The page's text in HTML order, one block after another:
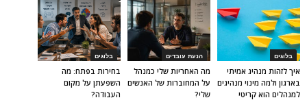
בלוגים
בחירות בפתח: מה
השפעתן על מקום
העבודה?
הנעת עובדים
מה האחריות שלי כמנהל
על המחוברות של האנשים
שלי?
בלוגים
איך לזהות מנהיג אמיתי
בארגון ולמה מינוי מנהיגים
למנהלים הוא קריטי